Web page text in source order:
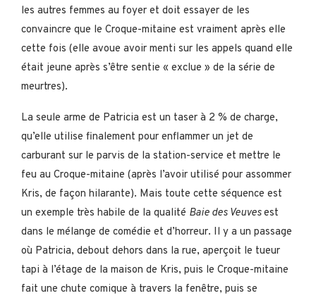
les autres femmes au foyer et doit essayer de les
convaincre que le Croque-mitaine est vraiment après elle
cette fois (elle avoue avoir menti sur les appels quand elle
était jeune après s’être sentie « exclue » de la série de
meurtres).
La seule arme de Patricia est un taser à 2 % de charge,
qu’elle utilise finalement pour enflammer un jet de
carburant sur le parvis de la station-service et mettre le
feu au Croque-mitaine (après l’avoir utilisé pour assommer
Kris, de façon hilarante). Mais toute cette séquence est
un exemple très habile de la qualité Baie des Veuvesest
dans le mélange de comédie et d’horreur. Il y a un passage
où Patricia, debout dehors dans la rue, aperçoit le tueur
tapi à l’étage de la maison de Kris, puis le Croque-mitaine
fait une chute comique à travers la fenêtre, puis se